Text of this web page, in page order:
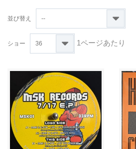
並び替え --
ショー 36 1ページあたり